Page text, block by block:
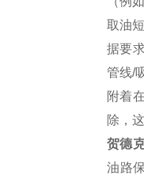
取油
据要
管线/
附着
除，
贺德
油路